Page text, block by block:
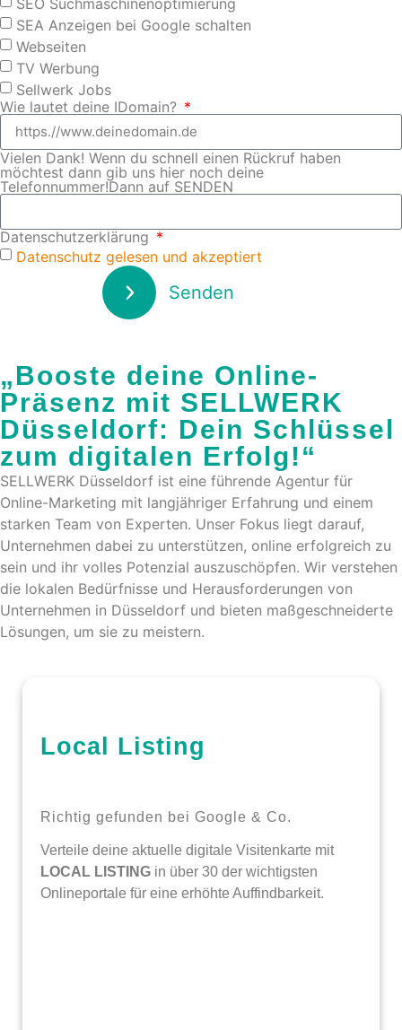
SEA Anzeigen bei Google schalten
Webseiten
TV Werbung
Sellwerk Jobs
Wie lautet deine IDomain?
Vielen Dank! Wenn du schnell einen Rückruf haben
möchtest dann gib uns hier noch deine
Telefonnummer!Dann auf SENDEN
Datenschutzerklärung
Datenschutz gelesen und akzeptiert
Senden
„Booste deine Online-
Präsenz mit SELLWERK
Düsseldorf: Dein Schlüssel
zum digitalen Erfolg!“
SELLWERK Düsseldorf ist eine führende Agentur für
Online-Marketing mit langjähriger Erfahrung und einem
starken Team von Experten. Unser Fokus liegt darauf,
Unternehmen dabei zu unterstützen, online erfolgreich zu
sein und ihr volles Potenzial auszuschöpfen. Wir verstehen
die lokalen Bedürfnisse und Herausforderungen von
Unternehmen in Düsseldorf und bieten maßgeschneiderte
Lösungen, um sie zu meistern.
Local Listing
Richtig gefunden bei Google & Co.
Verteile deine aktuelle digitale Visitenkarte mit
LOCAL LISTING in über 30 der wichtigsten
Onlineportale für eine erhöhte Auffindbarkeit.